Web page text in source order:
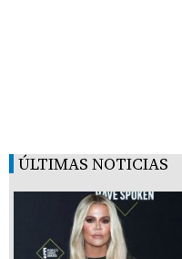
ÚLTIMAS NOTICIAS